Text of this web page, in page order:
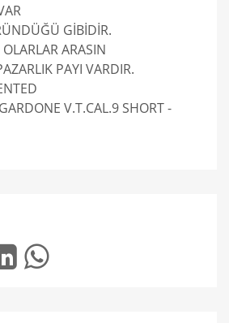
GİBİDİR.
ARASIN
PAYI VARDIR.
V.T.CAL.9 SHORT -